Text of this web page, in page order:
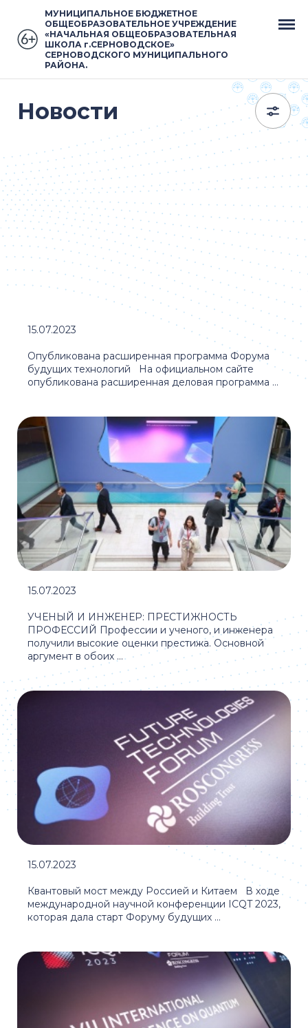
МУНИЦИПАЛЬНОЕ БЮДЖЕТНОЕ
ОБЩЕОБРАЗОВАТЕЛЬНОЕ УЧРЕЖДЕНИЕ
«НАЧАЛЬНАЯ ОБЩЕОБРАЗОВАТЕЛЬНАЯ
ШКОЛА г.СЕРНОВОДСКОЕ»
СЕРНОВОДСКОГО МУНИЦИПАЛЬНОГО
РАЙОНА.
Новости
Опубликована расширенная программа Форума
будущих технологий На официальном сайте
опубликована расширенная деловая программа ...
15.07.2023
УЧЕНЫЙ И ИНЖЕНЕР: ПРЕСТИЖНОСТЬ
ПРОФЕССИЙ Профессии и ученого, и инженера
получили высокие оценки престижа. Основной
аргумент в обоих ...
15.07.2023
Квантовый мост между Россией и Китаем В ходе
международной научной конференции ICQT 2023,
которая дала старт Форуму будущих ...
15.07.2023